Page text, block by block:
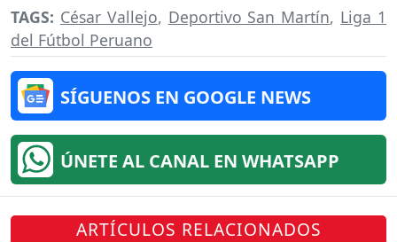
TAGS: César Vallejo, Deportivo San Martín, Liga 1
del Fútbol Peruano
SÍGUENOS EN GOOGLE NEWS
ÚNETE AL CANAL EN WHATSAPP
ARTÍCULOS RELACIONADOS